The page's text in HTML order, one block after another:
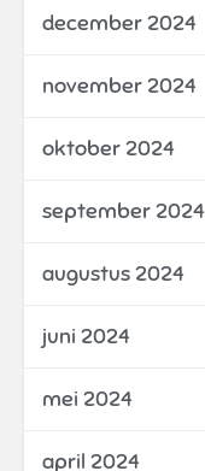
december 2024
november 2024
oktober 2024
september 2024
augustus 2024
juni 2024
mei 2024
april 2024